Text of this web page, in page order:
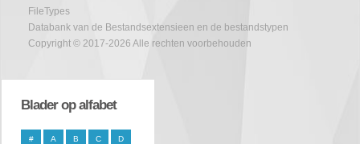
FileTypes
Databank van de Bestandsextensieen en de bestandstypen
Copyright © 2017-2026 Alle rechten voorbehouden
Blader op alfabet
# A B C D